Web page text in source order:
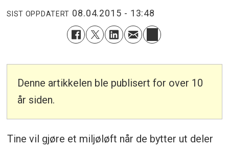
SIST OPPDATERT 08.04.2015 - 13:48
Denne artikkelen ble publisert for over 10
år siden.
Tine vil gjøre et miljøløft når de bytter ut deler